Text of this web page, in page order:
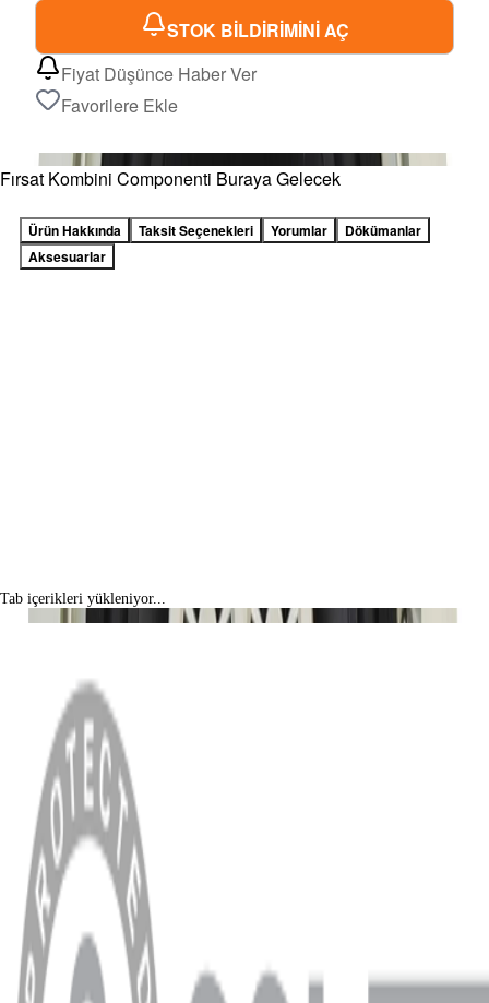
STOK BİLDİRİMİNİ AÇ
Fiyat Düşünce Haber Ver
Favorilere Ekle
Fırsat Kombini Componenti Buraya Gelecek
Ürün Hakkında Taksit Seçenekleri Yorumlar
Dökümanlar
Aksesuarlar
Tab içerikleri yükleniyor...
MENÜ
Anasayfa
Hakkımızda
Blog
MÜŞTERİ HİZMETLERİ
Hesabım
Sipariş Sorgulama
Banka Hesap Bilgileri
YARDIM VE DESTEK